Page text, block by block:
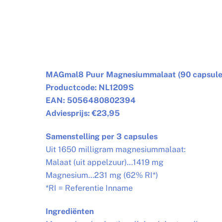
MAGmal8 Puur Magnesiummalaat (90
Productcode: NL1209S
EAN: 5056480802394
Adviesprijs: €23,95
Samenstelling per 3 capsules
Uit 1650 milligram magnesiummalaat:
Malaat (uit appelzuur)…1419 mg
Magnesium…231 mg (62% RI*)
*RI = Referentie Inname
Ingrediënten